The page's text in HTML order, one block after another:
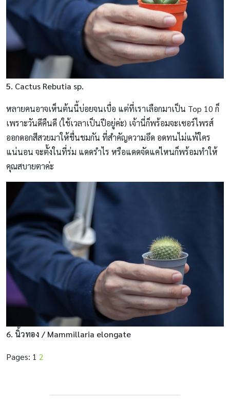
5. Cactus Rebutia sp.
หลายคนอาจเห็นต้นนี้บ่อยจนเบื่อ แต่ที่เราเลือกมาเป็น Top 10 ก็
เพราะวันดีคืนดี (ใช้เวลาเป็นปีอยู่ค่ะ) เจ้านี่ก็พร้อมจะเซอร์ไพรส์
ออกดอกสีสวยมาให้ชื่นชมกัน ที่สำคัญความอึด อดทนไม่แพ้ใคร
แน่นอน จะตั้งในที่ร่ม แดดรำไร หรือแดดจัดแค่ไหนก็พร้อมทำให้
คุณสบายตาค่ะ
6. นิ้วทอง / Mammillaria elongate
Pages: 1 2